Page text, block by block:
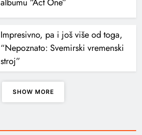
albumu “Act One”
Impresivno, pa i još više od toga,
“Nepoznato: Svemirski vremenski
stroj”
SHOW MORE